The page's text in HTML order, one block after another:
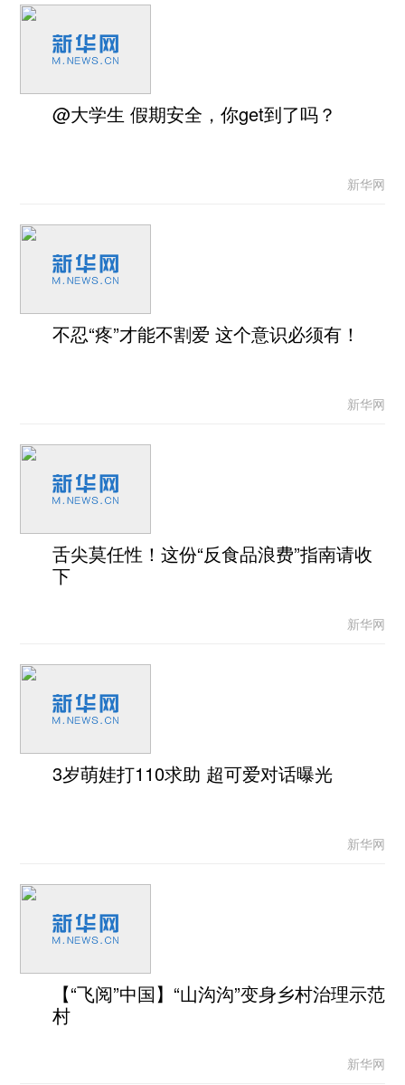
@大学生 假期安全，你get到了吗？
新华网
不忍“疼”才能不割爱 这个意识必须有！
新华网
舌尖莫任性！这份“反食品浪费”指南请收
下
新华网
3岁萌娃打110求助 超可爱对话曝光
新华网
【“飞阅”中国】“山沟沟”变身乡村治理示范
村
新华网